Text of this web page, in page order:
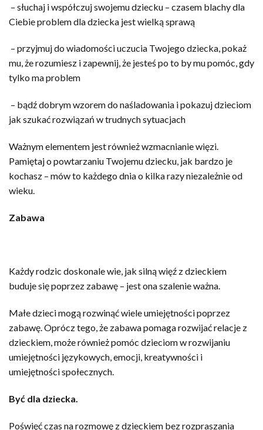
– słuchaj i współczuj swojemu dziecku – czasem blachy dla
Ciebie problem dla dziecka jest wielką sprawą
– przyjmuj do wiadomości uczucia Twojego dziecka, pokaż
mu, że rozumiesz i zapewnij, że jesteś po to by mu pomóc, gdy
tylko ma problem
– bądź dobrym wzorem do naśladowania i pokazuj dzieciom
jak szukać rozwiązań w trudnych sytuacjach
Ważnym elementem jest również wzmacnianie więzi.
Pamiętaj o powtarzaniu Twojemu dziecku, jak bardzo je
kochasz – mów to każdego dnia o kilka razy niezależnie od
wieku.
Zabawa
Każdy rodzic doskonale wie, jak silną więź z dzieckiem
buduje się poprzez zabawę – jest ona szalenie ważna.
Małe dzieci mogą rozwinąć wiele umiejętności poprzez
zabawę. Oprócz tego, że zabawa pomaga rozwijać relacje z
dzieckiem, może również pomóc dzieciom w rozwijaniu
umiejętności językowych, emocji, kreatywności i
umiejętności społecznych.
Być dla dziecka.
Poświęć czas na rozmowę z dzieckiem bez rozpraszania